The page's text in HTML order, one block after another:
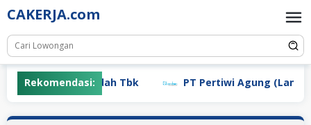
Skip
to
content
CAKERJA.com
Rekomendasi:
Mayora Indah Tbk PT Pertiwi Agung (Landson)